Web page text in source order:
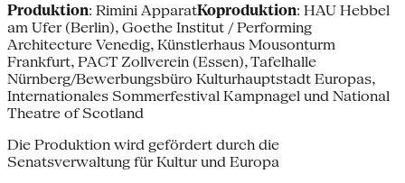
Produktion: Rimini ApparatKoproduktion: HAU Hebbel
am Ufer (Berlin), Goethe Institut / Performing
Architecture Venedig, Künstlerhaus Mousonturm
Frankfurt, PACT Zollverein (Essen), Tafelhalle
Nürnberg/Bewerbungsbüro Kulturhauptstadt Europas,
Internationales Sommerfestival Kampnagel und National
Theatre of Scotland
Die Produktion wird gefördert durch die
Senatsverwaltung für Kultur und Europa